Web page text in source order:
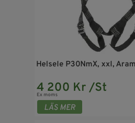
Helsele P30NmX, xxl,
4 200 Kr /St
Ex moms